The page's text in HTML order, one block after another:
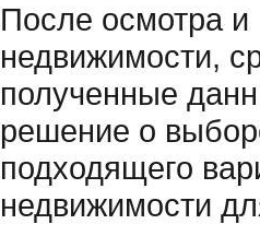
После осмотра и
недвижимости,
полученные
решение о
подходящего
недвижимости